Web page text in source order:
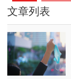
文章列表